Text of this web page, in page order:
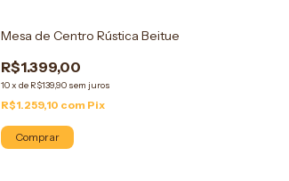
Mesa de Centro Rústica Beitue
R$1.399,00
10x de R$139,90 sem juros
R$1.259,10 com Pix
Comprar